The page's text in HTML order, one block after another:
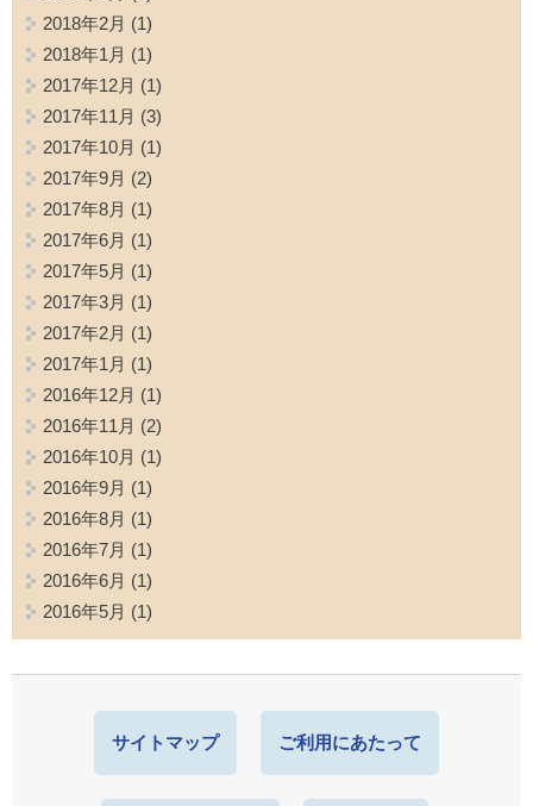
2018年2月 (1)
2018年1月 (1)
2017年12月 (1)
2017年11月 (3)
2017年10月 (1)
2017年9月 (2)
2017年8月 (1)
2017年6月 (1)
2017年5月 (1)
2017年3月 (1)
2017年2月 (1)
2017年1月 (1)
2016年12月 (1)
2016年11月 (2)
2016年10月 (1)
2016年9月 (1)
2016年8月 (1)
2016年7月 (1)
2016年6月 (1)
2016年5月 (1)
サイトマップ ご利用にあたって